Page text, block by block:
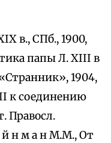
в., СПб., 1900,
папы Л. XIII в
1904,
к соединению
Правосл.
й н м а н М.М., От